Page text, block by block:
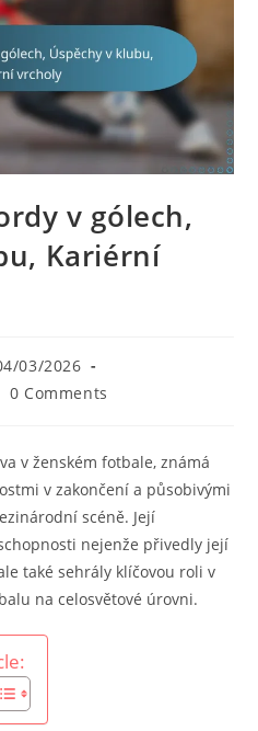
v gólech,
Kariérní
03/2026
0 Comments
v ženském fotbale, známá
v zakončení a působivými
scéně. Její
nejenže přivedly její
také sehrály klíčovou roli v
na celosvětové úrovni.